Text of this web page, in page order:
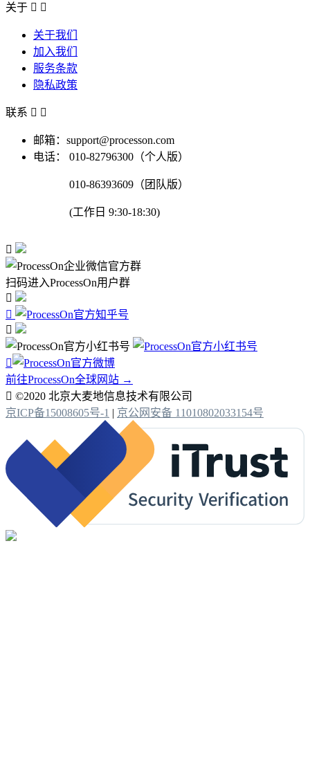
关于  
关于我们
加入我们
服务条款
隐私政策
联系  
邮箱：support@processon.com
电话：
010-82796300（个人版）
010-86393609（团队版）
(工作日 9:30-18:30)

扫码进入ProcessOn用户群




前往ProcessOn全球网站 →
 ©2020 北京大麦地信息技术有限公司
京ICP备15008605号-1 | 京公网安备 11010802033154号